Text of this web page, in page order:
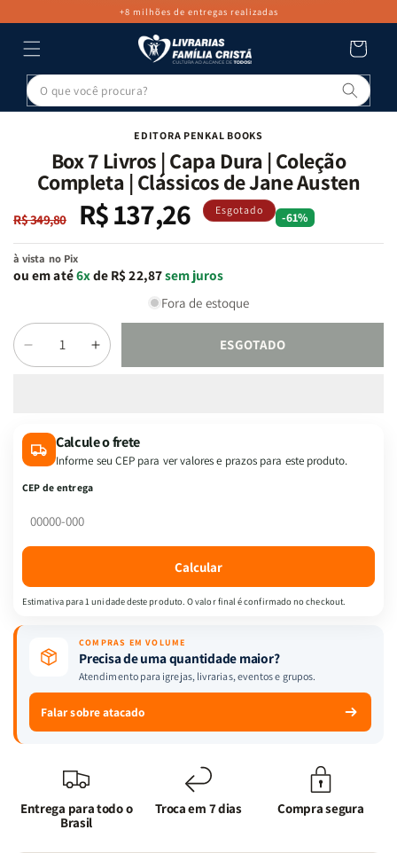
+8 milhões de entregas realizadas
Carrinho
PULAR PARA
EDITORA PENKAL BOOKS
Box 7 Livros | Capa Dura | Coleção
Completa | Clássicos de Jane Austen
Preço
normal
R$ 349,80
Preço
promocional
R$ 137,26 Esgotado -61%
à vista no Pix
ou em até6xde R$ 22,87sem juros
Fora de estoque
Quantidade
Diminuir
a
7
Livros
|
Dura
Clássicos
Jane
Austen
Aumentar
a
7
Livros
Clássicos
Jane
Austen
ESGOTADO
Calcule o frete
Informe seu CEP para ver valores e prazos para este produto.
CEP de entrega
Calcular
Estimativa para 1 unidade deste produto. O valor final é confirmado no checkout.
COMPRAS EM VOLUME
Precisa de uma quantidade maior?
Atendimento para igrejas, livrarias, eventos e grupos.
Falar sobre atacado
Entrega para todo o
Brasil
Troca em 7 dias Compra segura